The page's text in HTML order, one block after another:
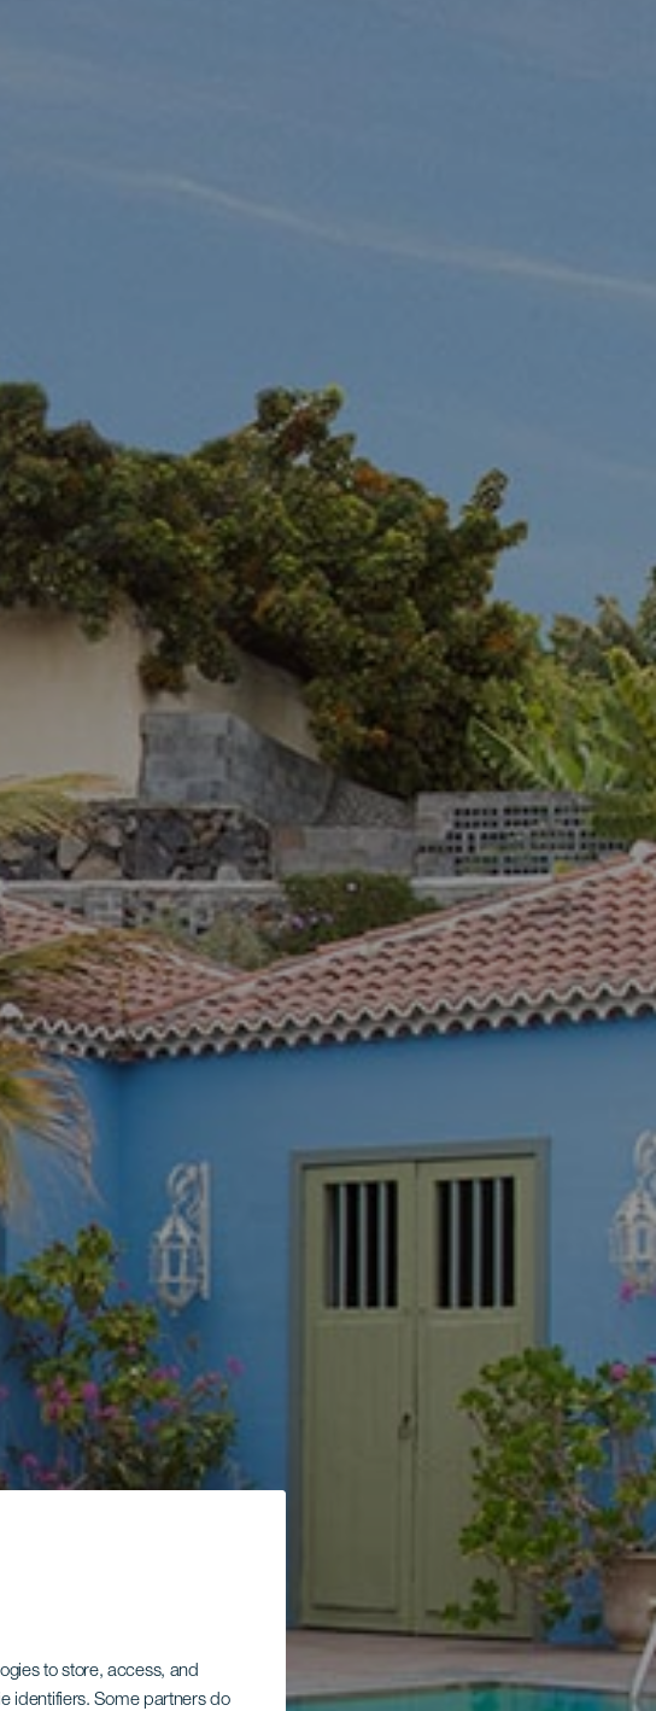
to store, access, and
identifiers. Some partners do